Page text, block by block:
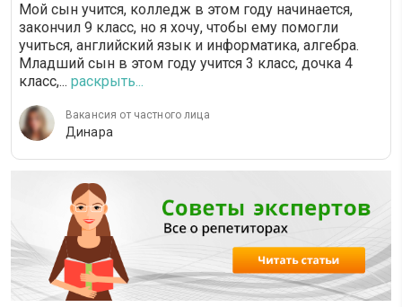
Мой сын учится, колледж в этом году начинается,
закончил 9 класс, но я хочу, чтобы ему помогли
учиться, английский язык и информатика, алгебра.
Младший сын в этом году учится 3 класс, дочка 4
класс,... раскрыть...
Вакансия от частного лица
Динара